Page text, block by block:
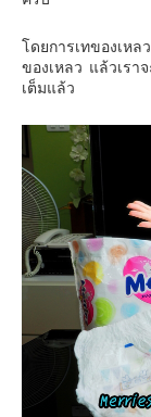
บอสเนียและเ
ญี่ปุ่น
คันโต-โตเกียว
คันไซ-โอซาก้า
คิวชู – ฟุกุโอก
ฟูจิ
ฮอกไกโด
เอเชีย
สิงคโปร์
มาเลเชีย
โดยการเทของเห
ของเหลว แล้วเรา
เต็มแล้ว